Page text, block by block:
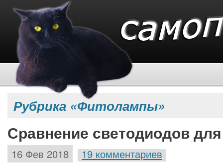
Рубрика «Фитолампы»
Сравнение светодиодов
16 Фев 2018 19 комментариев